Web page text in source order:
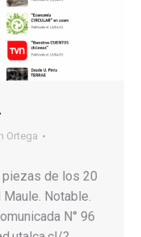
Ortega
piezas de los 20
Notable.
N° 96